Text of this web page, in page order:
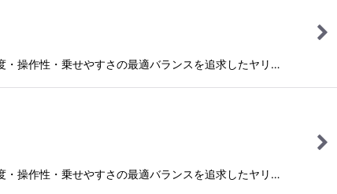
操作性・乗せやすさの最適バランスを追求したヤリ…
操作性・乗せやすさの最適バランスを追求したヤリ…